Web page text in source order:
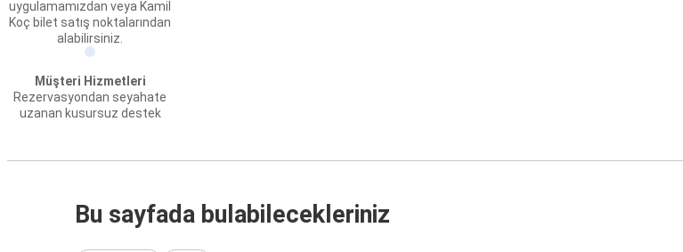
uygulamamızdan veya Kamil
Koç bilet satış noktalarından
alabilirsiniz.
Müşteri Hizmetleri
Rezervasyondan seyahate
uzanan kusursuz destek
Bu sayfada bulabilecekleriniz